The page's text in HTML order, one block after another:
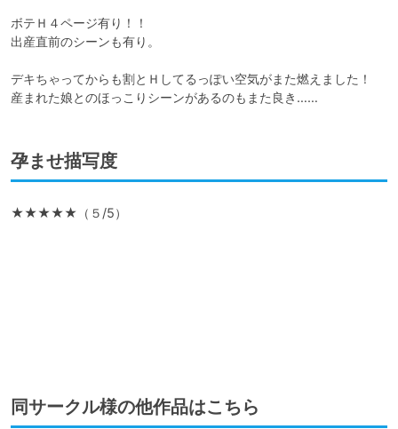
ボテＨ４ページ有り！！
出産直前のシーンも有り。
デキちゃってからも割とＨしてるっぽい空気がまた燃えました！
産まれた娘とのほっこりシーンがあるのもまた良き……
孕ませ描写度
★★★★★（５/5）
同サークル様の他作品はこちら